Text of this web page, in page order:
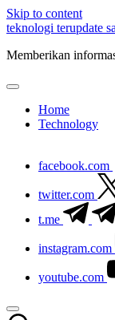
Skip to content
teknologi terupdate
Memberikan
Home
Technology
facebook.com
twitter.com
t.me
instagram.com
youtube.com